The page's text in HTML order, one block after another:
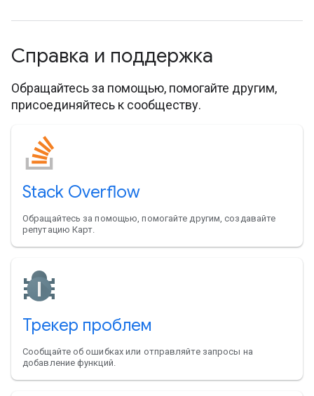
Справка и поддержка
Обращайтесь за помощью, помогайте другим,
присоединяйтесь к сообществу.
Stack Overflow
Обращайтесь за помощью, помогайте другим, создавайте
репутацию Карт.
Трекер проблем
Сообщайте об ошибках или отправляйте запросы на
добавление функций.